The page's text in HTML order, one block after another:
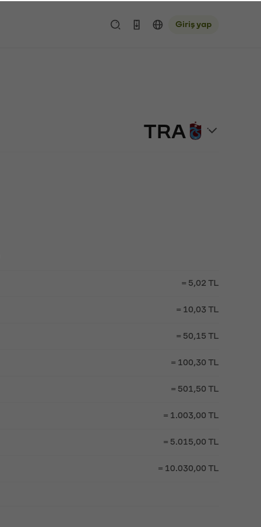
Giriş yap
TRA
= 5,02 TL
= 10,03 TL
= 50,15 TL
= 100,30 TL
= 501,50 TL
= 1.003,00 TL
= 5.015,00 TL
= 10.030,00 TL